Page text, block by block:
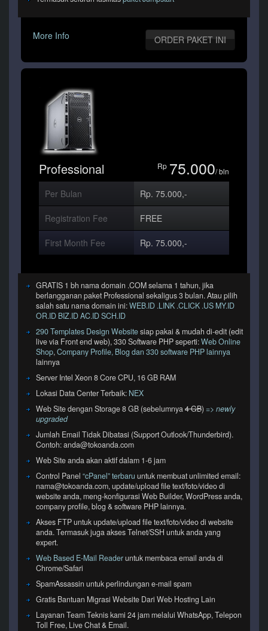
More Info ORDER PAKET INI
Professional Rp 75.000/ bln
Per Bulan Rp. 75.000,-
Registration Fee FREE
First Month Fee Rp. 75.000,-
GRATIS 1 bh nama domain .COM selama 1 tahun, jika
berlangganan paket Professional sekaligus 3 bulan. Atau pilih
salah satu nama domain ini:WEB.ID .LINK .CLICK .US MY.ID
OR.ID BIZ.ID AC.ID SCH.ID
290 Templates Design Websitesiap pakai & mudah di-edit (edit
live via Front end web), 330 Software PHP seperti:Web Online
Shop, Company Profile, Blog dan 330 software PHP lainnya
lainnya
Server Intel Xeon 8 Core CPU, 16 GB RAM
Lokasi Data Center Terbaik: NEX
Web Site dengan Storage 8 GB (sebelumnya 4 GB)=> newly
upgraded
Jumlah Email Tidak Dibatasi (Support Outlook/Thunderbird).
Contoh: anda@tokoanda.com
Web Site anda akan aktif dalam 1-6 jam
Control Panel “cPanel” terbaru untuk membuat unlimited email:
nama@tokoanda.com, update/upload file text/foto/video di
website anda, meng-konfigurasi Web Builder, WordPress anda,
company profile, blog & software PHP lainnya.
Akses FTP untuk update/upload file text/foto/video di website
anda. Termasuk juga akses Telnet/SSH untuk anda yang
expert.
Web Based E-Mail Readeruntuk membaca email anda di
Chrome/Safari
SpamAssassin untuk perlindungan e-mail spam
Gratis Bantuan Migrasi Website Dari Web Hosting Lain
Layanan Team Teknis kami 24 jam melalui WhatsApp, Telepon
Toll Free, Live Chat & Email.